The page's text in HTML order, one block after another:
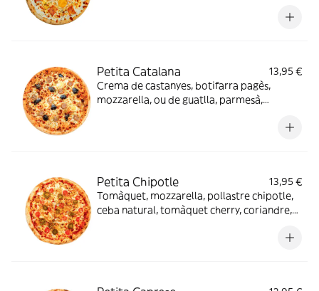
Petita Catalana
13,95 €
Crema de castanyes, botifarra pagès,
mozzarella, ou de guatlla, parmesà,
Petita Chipotle
13,95 €
Tomàquet, mozzarella, pollastre chipotle,
ceba natural, tomàquet cherry, coriandre,